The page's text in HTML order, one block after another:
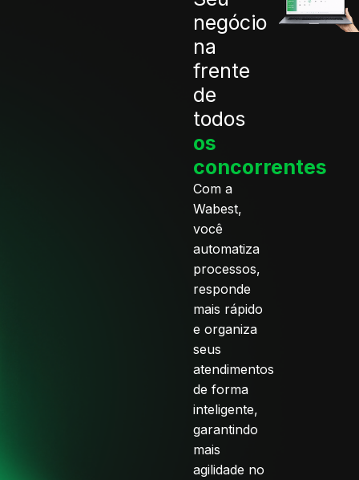
negócio
na
frente
de
todos
os
concorrentes
Com a
Wabest,
você
automatiza
processos,
responde
mais rápido
e organiza
seus
atendimentos
de forma
inteligente,
garantindo
mais
agilidade no